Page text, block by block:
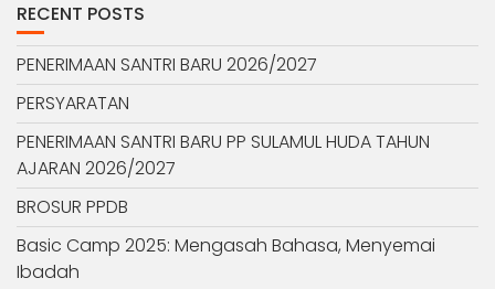
RECENT POSTS
PENERIMAAN SANTRI BARU 2026/2027
PERSYARATAN
PENERIMAAN SANTRI BARU PP SULAMUL HUDA TAHUN
AJARAN 2026/2027
BROSUR PPDB
Basic Camp 2025: Mengasah Bahasa, Menyemai
Ibadah